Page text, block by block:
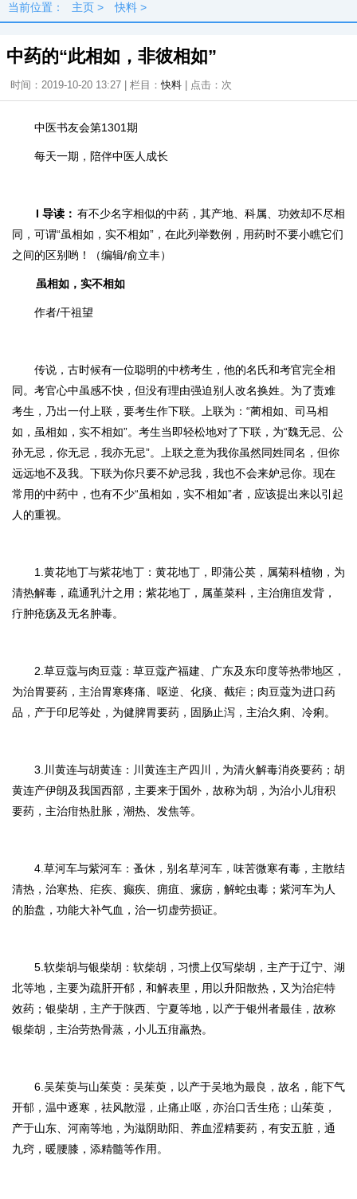
当前位置： 主页 > 快料 >
中药的“此相如，非彼相如”
时间：2019-10-20 13:27 | 栏目：快料 | 点击： 次
中医书友会第1301期
每天一期，陪伴中医人成长
I 导读 ： 有不少名字相似的中药，其产地、科属、功效却不尽相
同，可谓“虽相如，实不相如”，在此列举数例，用药时不要小瞧它们
之间的区别哟！
（编辑/俞立丰）
虽相如，实不相如
作者/干祖望
传说，古时候有一位聪明的中榜考生，他的名氏和考官完全相
同。考官心中虽感不快，但没有理由强迫别人改名换姓。为了责难
考生，乃出一付上联，要考生作下联。上联为：“蔺相如、司马相
如，虽相如，实不相如”。考生当即轻松地对了下联，为“魏无忌、公
孙无忌，你无忌，我亦无忌”。上联之意为我你虽然同姓同名，但你
远远地不及我。下联为你只要不妒忌我，我也不会来妒忌你。现在
常用的中药中，也有不少“虽相如， 实不相如”者，应该提出来以引起
人的重视。
1.黄花地丁与紫花地丁 ： 黄花地丁，即蒲公英，属菊科植物，为
清热解毒，疏通乳汁之用；紫花地丁，属堇菜科，主治痈疽发背，
疔肿疮疡及无名肿毒。
2.草豆蔻与肉豆蔻： 草豆蔻产福建、广东及东印度等热带地区，
为治胃要药，主治胃寒疼痛、呕逆、化痰、截疟；肉豆蔻为进口药
品，产于印尼等处，为健脾胃要药，固肠止泻，主治久痢、冷痢。
3.川黄连与胡黄连： 川黄连主产四川，为清火解毒消炎要药；胡
黄连产伊朗及我国西部，主要来于国外，故称为胡，为治小儿疳积
要药，主治疳热肚胀，潮热、发焦等。
4.草河车与紫河车： 蚤休，别名草河车，味苦微寒有毒，主散结
清热，治寒热、 疟疾、癫疾、痈疽、瘰疬，解蛇虫毒；紫河车为人
的胎盘，功能大补气血，治一切虚劳损证。
5.软柴胡与银柴胡： 软柴胡，习惯上仅写柴胡，主产于辽宁、湖
北等地，主要为疏肝开郁，和解表里，用以升阳散热，又为治疟特
效药；银柴胡，主产于陕西、宁夏等地，以产于银州者最佳，故称
银柴胡，主治劳热骨蒸，小儿五疳羸热。
6.吴茱萸与山茱萸： 吴茱萸，以产于吴地为最良，故名，能下气
开郁，温中逐寒，祛风散湿，止痛止呕，亦治口舌生疮；山茱萸，
产于山东、河南等地，为滋阴助阳、养血涩精要药，有安五脏，通
九窍，暖腰膝，添精髓等作用。